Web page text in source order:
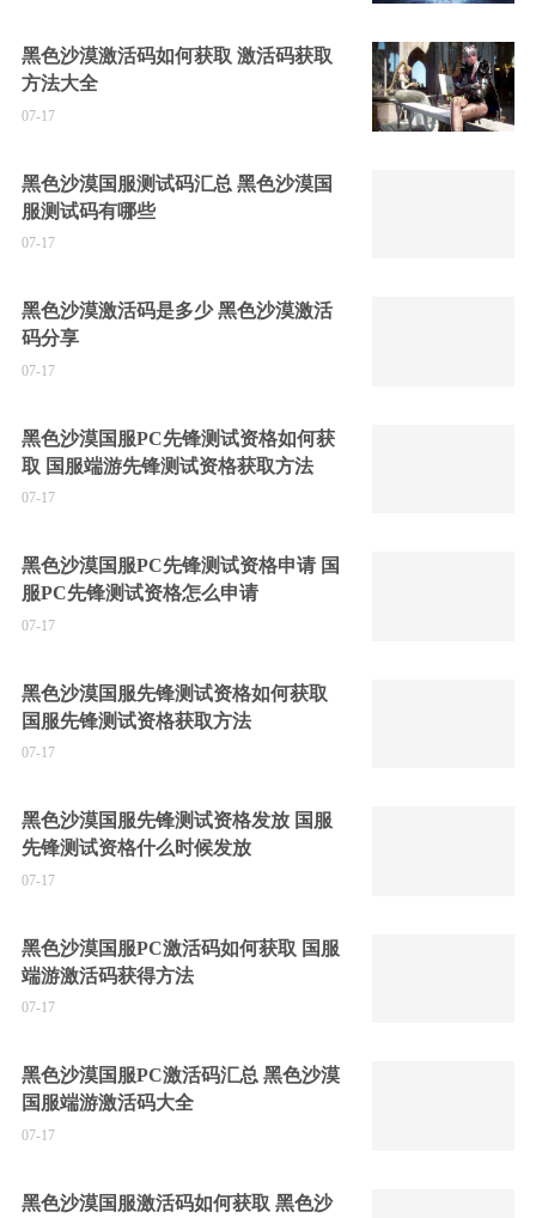
黑色沙漠激活码如何获取 激活码获取
方法大全
07-17
黑色沙漠国服测试码汇总 黑色沙漠国
服测试码有哪些
07-17
黑色沙漠激活码是多少 黑色沙漠激活
码分享
07-17
黑色沙漠国服PC先锋测试资格如何获
取 国服端游先锋测试资格获取方法
07-17
黑色沙漠国服PC先锋测试资格申请 国
服PC先锋测试资格怎么申请
07-17
黑色沙漠国服先锋测试资格如何获取
国服先锋测试资格获取方法
07-17
黑色沙漠国服先锋测试资格发放 国服
先锋测试资格什么时候发放
07-17
黑色沙漠国服PC激活码如何获取 国服
端游激活码获得方法
07-17
黑色沙漠国服PC激活码汇总 黑色沙漠
国服端游激活码大全
07-17
黑色沙漠国服激活码如何获取 黑色沙